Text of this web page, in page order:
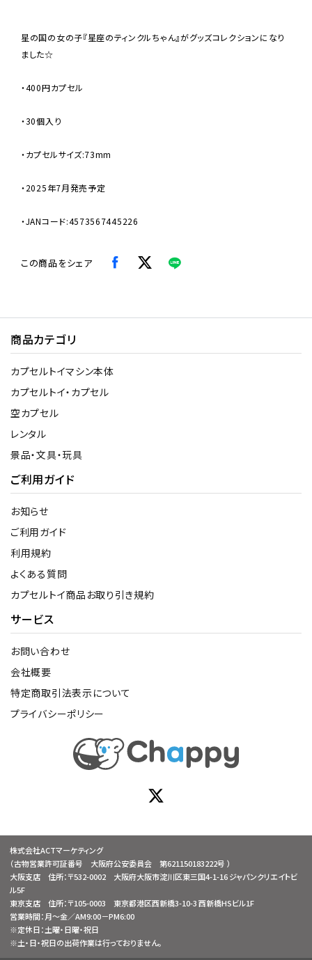
星の国の女の子『星座のティンクルちゃん』がグッズコレクションになり
ました☆
・400円カプセル
・30個入り
・カプセルサイズ:73mm
・2025年7月発売予定
・JANコード:4573567445226
この商品をシェア
商品カテゴリ
カプセルトイマシン本体
カプセルトイ・カプセル
空カプセル
レンタル
景品・文具・玩具
ご利用ガイド
お知らせ
ご利用ガイド
利用規約
よくある質問
カプセルトイ商品お取り引き規約
サービス
お問い合わせ
会社概要
特定商取引法表示について
プライバシーポリシー
株式会社ACTマーケティング
（古物営業許可証番号 大阪府公安委員会 第621150183222号 ）
大阪支店 住所：〒532-0002 大阪府大阪市淀川区東三国4-1-16 ジャパンクリエイトビ
ル5F
東京支店 住所：〒105-0003 東京都港区西新橋3-10-3 西新橋HSビル1F
営業時間：月～金／AM9:00－PM6:00
※定休日：土曜・日曜・祝日
※土・日・祝日の出荷作業は行っておりません。